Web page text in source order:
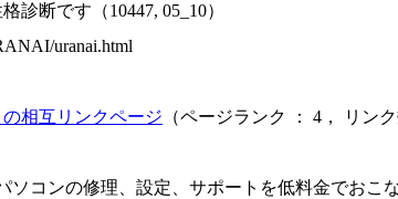
診断です（10447, 05_10）
uranai.html
相互リンクページ （ページランク ： 4， リン
コンの修理、設定、サポートを低料金でおこな